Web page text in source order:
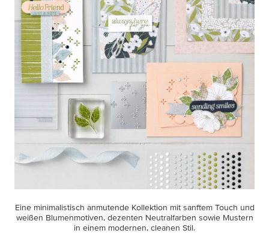
Eine minimalistisch anmutende Kollektion mit sanftem Touch und
weißen Blumenmotiven, dezenten Neutralfarben sowie Mustern
in einem modernen, cleanen Stil.